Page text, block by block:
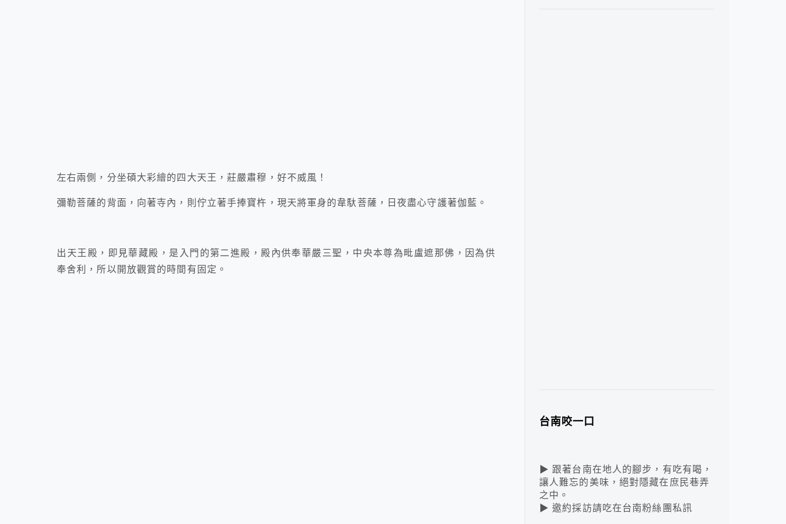
左右兩側，分坐碩大彩繪的四大天王，莊嚴肅穆，好不威風！
彌勒菩薩的背面，向著寺內，則佇立著手捧寶杵，現天將軍身的韋馱菩薩，日夜盡心守護著伽藍。
出天王殿，即見華藏殿，是入門的第二進殿，殿內供奉華嚴三聖，中央本尊為毗盧遮那佛，因為供
奉舍利，所以開放觀賞的時間有固定。
台南咬一口
▶ 跟著台南在地人的腳步，有吃有喝，
讓人難忘的美味，絕對隱藏在庶民巷弄
之中。
▶ 邀約採訪請吃在台南粉絲團私訊